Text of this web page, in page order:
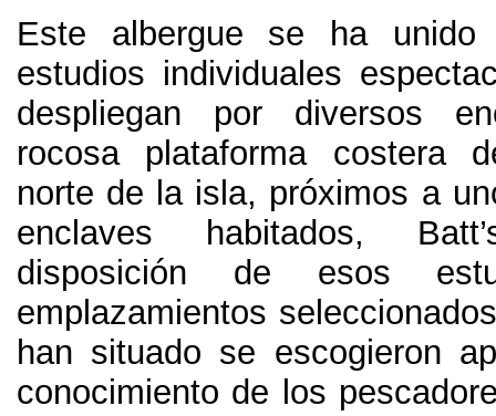
Este albergue se ha
estudios individuales
despliegan por diversos
rocosa plataforma costera
norte de la isla, próximos a
enclaves habitados,
disposición de esos
emplazamientos
han situado se escogieron
conocimiento de los